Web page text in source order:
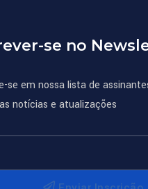
se no
se em nossa lista de
notícias e atualizações